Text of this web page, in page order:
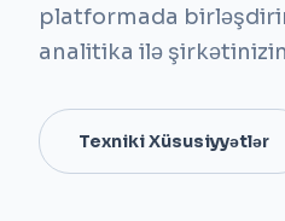
platformada
analitika ilə
Texniki Xüsusiyyətlər